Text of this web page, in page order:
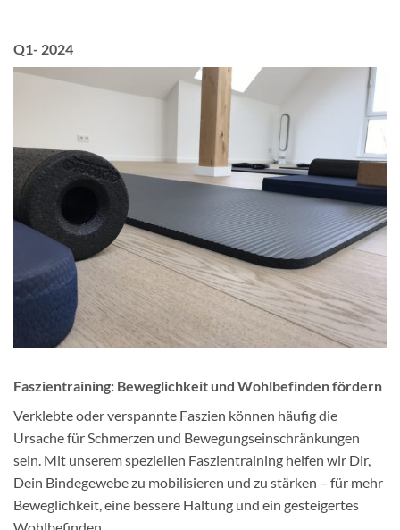
Q1- 2024
Faszientraining: Beweglichkeit und Wohlbefinden fördern
Verklebte oder verspannte Faszien können häufig die
Ursache für Schmerzen und Bewegungseinschränkungen
sein. Mit unserem speziellen Faszientraining helfen wir Dir,
Dein Bindegewebe zu mobilisieren und zu stärken – für mehr
Beweglichkeit, eine bessere Haltung und ein gesteigertes
Wohlbefinden.